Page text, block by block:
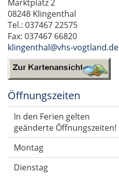
Marktplatz 2
08248 Klingenthal
Tel.: 037467 22575
Fax: 037467 66820
klingenthal@vhs-vogtland.de
Öffnungszeiten
In den Ferien gelten
geänderte Öffnungszeiten!
Montag
Dienstag